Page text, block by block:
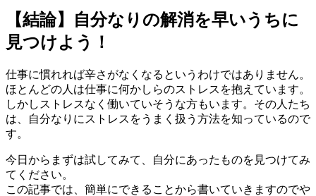
【結論】自分なりの解消を早いうちに
見つけよう！
仕事に慣れれば辛さがなくなるというわけではありません。
ほとんどの人は仕事に何かしらのストレスを抱えています。
しかしストレスなく働いていそうな方もいます。その人たち
は、自分なりにストレスをうまく扱う方法を知っているので
す。
今日からまずは試してみて、自分にあったものを見つけてみ
てください。
この記事では、簡単にできることから書いていきますのでや